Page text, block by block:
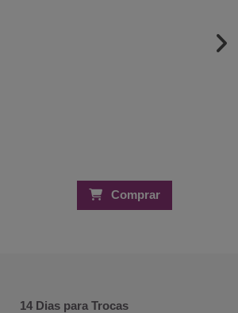
Comprar
14 Dias para Trocas